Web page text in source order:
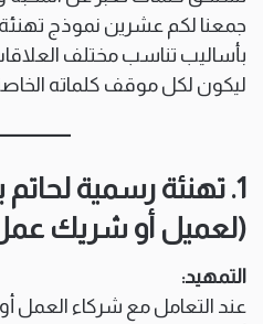
جمعنا لكم عشرين نموذج
بأساليب تناسب مختلف
ليكون لكل موقف كلماته
1. تهنئة رسمية لحاتم
(لعميل أو شريك
التمهيد:
عند التعامل مع شركاء العمل أو